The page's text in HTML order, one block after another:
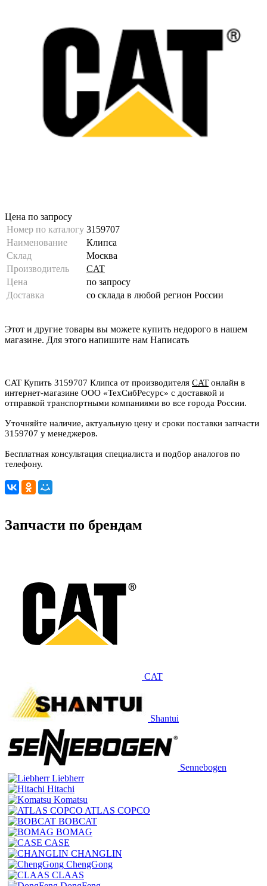
Цена по запросу
Номер по каталогу 3159707
Наименование
Клипса
Склад
Москва
Производитель
CAT
Цена
по запросу
Доставка
со склада в любой регион России
Этот и другие товары вы можете купить недорого в нашем
магазине. Для этого напишите нам Написать
CAT Купить 3159707 Клипса от производителя CAT онлайн в
интернет-магазине ООО «ТехСибРесурс» с доставкой и
отправкой транспортными компаниями во все города России.
Уточняйте наличие, актуальную цену и сроки поставки запчасти
3159707 у менеджеров.
Бесплатная консультация специалиста и подбор аналогов по
телефону.
Запчасти по брендам
CAT
Shantui
Sennebogen
Liebherr
Hitachi
Komatsu
ATLAS COPCO
BOBCAT
BOMAG
CASE
CHANGLIN
ChengGong
CLAAS